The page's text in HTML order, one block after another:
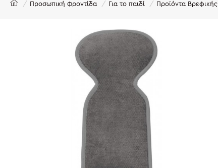
Προσωπική Φροντίδα Για το παιδί Προϊόντα